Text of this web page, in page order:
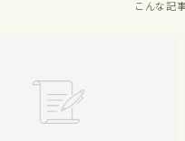
こんな記